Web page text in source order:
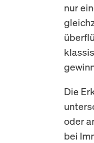
nur
Die
oder
bei